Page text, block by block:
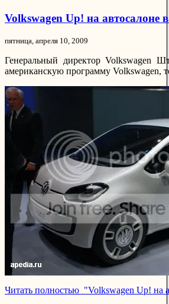
Volkswagen Up! на
пятница, апреля 10, 2009
Генеральный директор Volkswagen
американскую программу Volkswagen,
Читать полностью "Volkswagen Up! на